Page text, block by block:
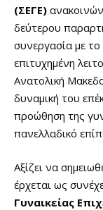
(ΣΕΓΕ)
δεύτερου
συνεργασία με το
επιτυχημένη
Ανατολική
δυναμική του
προώθηση της
πανελλαδικό
Αξίζει να
έρχεται ως
Γυναικείας